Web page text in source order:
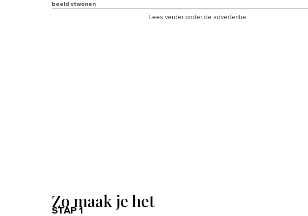
beeld vtwonen
Lees verder onder de advertentie
Zo maak je het
STAP 1